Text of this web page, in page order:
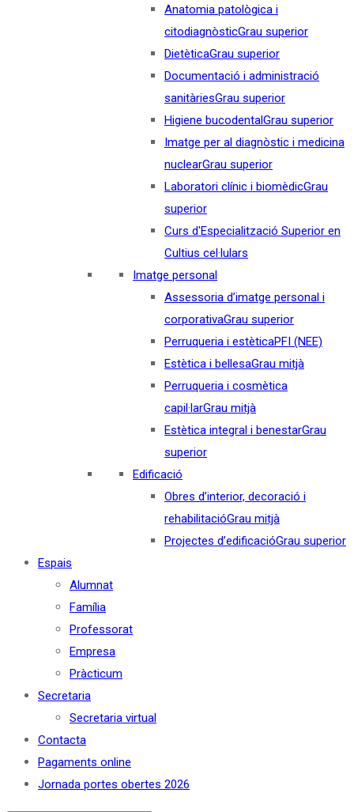
Anatomia patològica i
citodiagnòsticGrau superior
DietèticaGrau superior
Documentació i administració
sanitàriesGrau superior
Higiene bucodentalGrau superior
Imatge per al diagnòstic i medicina
nuclearGrau superior
Laboratori clínic i biomèdicGrau
superior
Curs d'Especialització Superior en
Cultius cel·lulars
Imatge personal
Assessoria d’imatge personal i
corporativaGrau superior
Perruqueria i estèticaPFI (NEE)
Estètica i bellesaGrau mitjà
Perruqueria i cosmètica
capil·larGrau mitjà
Estètica integral i benestarGrau
superior
Edificació
Obres d’interior, decoració i
rehabilitacióGrau mitjà
Projectes d’edificacióGrau superior
Espais
Alumnat
Família
Professorat
Empresa
Pràcticum
Secretaria
Secretaria virtual
Contacta
Pagaments online
Jornada portes obertes 2026